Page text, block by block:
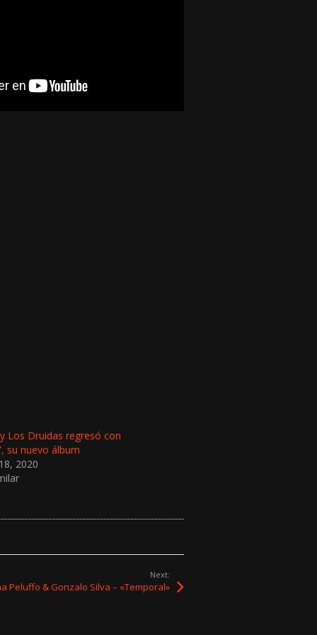
Los Druidas regresó con
su nuevo álbum
2020
Next:
Peluffo & Gonzalo Silva – «Temporal»